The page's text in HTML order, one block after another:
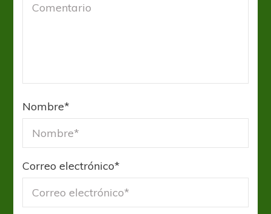
Nombre*
Correo electrónico*